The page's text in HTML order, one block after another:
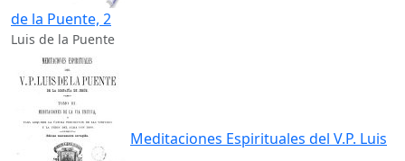
de la Puente, 2
Luis de la Puente
Meditaciones Espirituales del V.P. Luis